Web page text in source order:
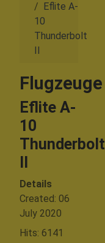
Eflite A-
10
Thunderbolt
Flugzeuge
Eflite A-
10
Thunderbolt
Details
Created: 06
July 2020
Hits: 6141